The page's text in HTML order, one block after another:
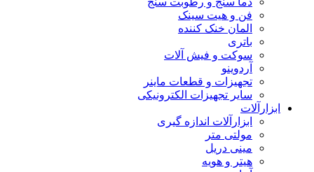
فن و هیت سینک
المان خنک کننده
باتری
سوکت و فیش آلات
آردوینو
تجهیزات و قطعات ماینر
سایر تجهیزات الکترونیکی
ابزارآلات
ابزارآلات اندازه گیری
مولتی متر
مینی دریل
هیتر و هویه